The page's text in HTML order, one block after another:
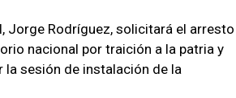
Jorge Rodríguez, solicitará el arresto
nacional por traición a la patria y
la sesión de instalación de la